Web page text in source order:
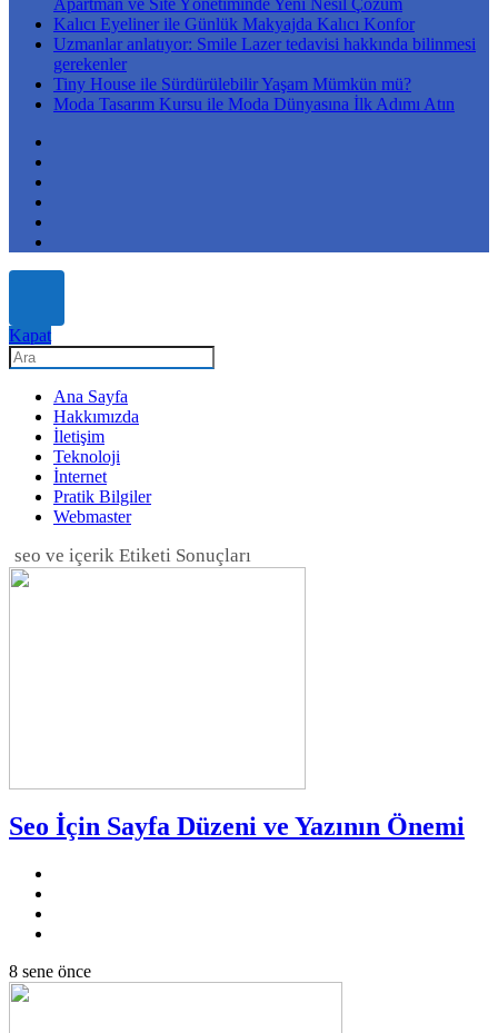
Apartman ve Site Yönetiminde Yeni Nesil Çözüm
Kalıcı Eyeliner ile Günlük Makyajda Kalıcı Konfor
Uzmanlar anlatıyor: Smile Lazer tedavisi hakkında bilinmesi
gerekenler
Tiny House ile Sürdürülebilir Yaşam Mümkün mü?
Moda Tasarım Kursu ile Moda Dünyasına İlk Adımı Atın
Kapat
Ana Sayfa
Hakkımızda
İletişim
Teknoloji
İnternet
Pratik Bilgiler
Webmaster
seo ve içerik Etiketi Sonuçları
Seo İçin Sayfa Düzeni ve Yazının Önemi
8 sene önce